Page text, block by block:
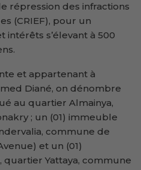
répression des infractions
(CRIEF), pour un
s’élevant à 500
et appartenant à
Diané, on dénombre
au quartier Almainya,
; un (01) immeuble
commune de
et un (01)
quartier Yattaya, commune